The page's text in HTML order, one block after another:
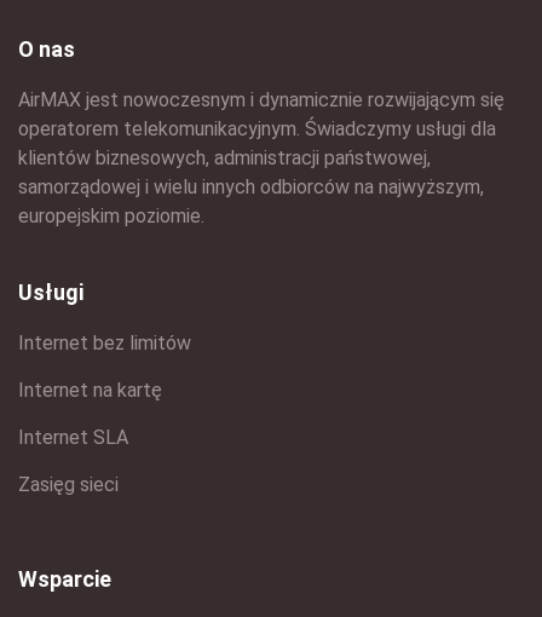
O nas
AirMAX jest nowoczesnym i dynamicznie rozwijającym się
operatorem telekomunikacyjnym. Świadczymy usługi dla
klientów biznesowych, administracji państwowej,
samorządowej i wielu innych odbiorców na najwyższym,
europejskim poziomie.
Usługi
Internet bez limitów
Internet na kartę
Internet SLA
Zasięg sieci
Wsparcie